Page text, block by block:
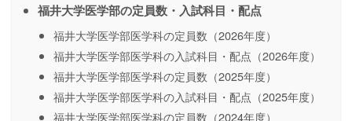
福井大学医学部の定員数・入試科目・配点
福井大学医学部医学科の定員数（2026年度）
福井大学医学部医学科の入試科目・配点（2026年度）
福井大学医学部医学科の定員数（2025年度）
福井大学医学部医学科の入試科目・配点（2025年度）
福井大学医学部医学科の定員数（2024年度）